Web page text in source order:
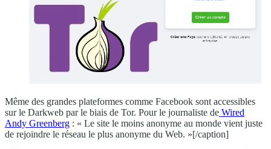
Même des grandes plateformes comme Facebook sont accessibles
sur le Darkweb par le biais de Tor. Pour le journaliste de Wired
Andy Greenberg : « Le site le moins anonyme au monde vient juste
de rejoindre le réseau le plus anonyme du Web. »[/caption]